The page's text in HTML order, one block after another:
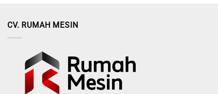
CV. RUMAH MESIN